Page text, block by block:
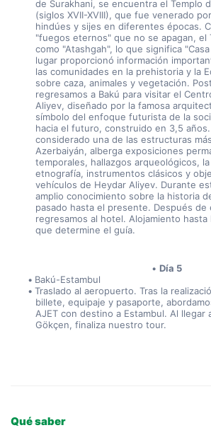
de Surakhani, se encuentra el Templo
(siglos XVII-XVIII), que fue venerado
hindúes y sijes en diferentes épocas.
"fuegos eternos" que no se apagan, el
como "Atashgah", lo que significa
lugar proporcionó información
las comunidades en la prehistoria y la
sobre caza, animales y vegetación.
regresamos a Bakú para visitar el
Aliyev, diseñado por la famosa
símbolo del enfoque futurista de la
hacia el futuro, construido en 3,5
considerado una de las estructuras
Azerbaiyán, alberga exposiciones
temporales, hallazgos arqueológicos,
etnografía, instrumentos clásicos y
vehículos de Heydar Aliyev. Durante
amplio conocimiento sobre la historia
pasado hasta el presente. Después de
regresamos al hotel. Alojamiento
que determine el guía.
Día 5
Bakú-Estambul
Traslado al aeropuerto. Tras la
billete, equipaje y pasaporte,
AJET con destino a Estambul. Al llegar
Gökçen, finaliza nuestro tour.
Qué saber